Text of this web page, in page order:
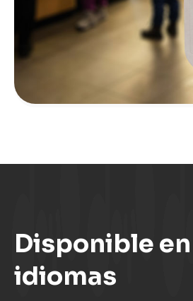
Disponible
idiomas